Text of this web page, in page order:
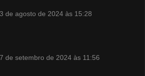
de agosto de 2024 às 15:28
de setembro de 2024 às 11:56